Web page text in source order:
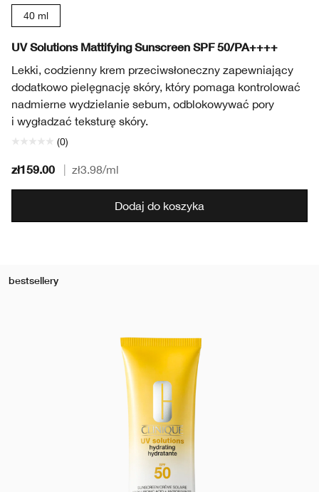
40 ml
UV Solutions Mattifying Sunscreen SPF 50/PA++++
Lekki, codzienny krem przeciwsłoneczny zapewniający
dodatkowo pielęgnację skóry, który pomaga kontrolować
nadmierne wydzielanie sebum, odblokowywać pory
i wygładzać teksturę skóry.
(0)
zł159.00 zł3.98/ml
Dodaj do koszyka
bestsellery